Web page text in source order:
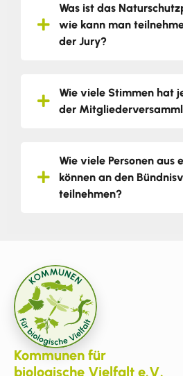
Was ist das
wie kann man
der Jury?
Wie viele Stimmen hat
der
Wie viele Personen aus
können an den
teilnehmen?
Kommunen für
biologische Vielfalt e.V.